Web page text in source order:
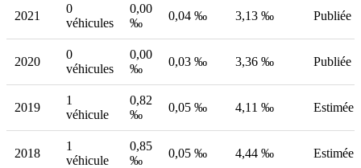
2021
0
véhicules
0,00
‰
0,04 ‰ 3,13 ‰ Publiée
2020
0
véhicules
0,00
‰
0,03 ‰ 3,36 ‰ Publiée
2019
1
véhicule
0,82
‰
0,05 ‰ 4,11 ‰ Estimée
2018
1
véhicule
0,85
‰
0,05 ‰ 4,44 ‰ Estimée